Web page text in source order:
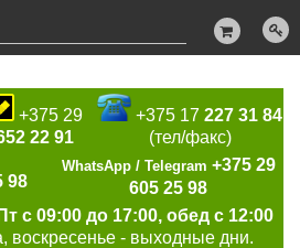
+375 29
22 91
+375 17227 31 84
(тел/факс)
98
WhatsApp / Telegram +375 29
605 25 98
с 09:00 до 17:00, обед с 12:00
воскресенье - выходные дни.